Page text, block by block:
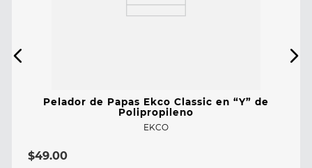
Pelador de Papas Ekco Classic en “Y” de
Polipropileno
EKCO
$49.00